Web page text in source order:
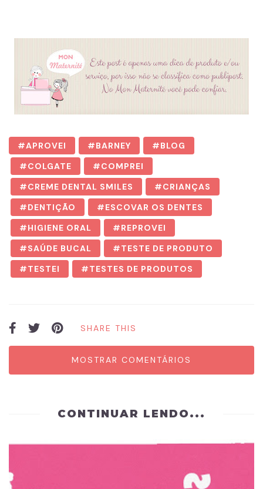
APROVEI BARNEY
BLOG
COLGATE
COMPREI
CREME DENTAL SMILES
CRIANÇAS
DENTIÇÃO
ESCOVAR OS DENTES
HIGIENE ORAL
REPROVEI
SAÚDE BUCAL
TESTE DE PRODUTO
TESTEI
TESTES DE PRODUTOS
SHARE THIS
MOSTRAR COMENTÁRIOS
CONTINUAR LENDO...